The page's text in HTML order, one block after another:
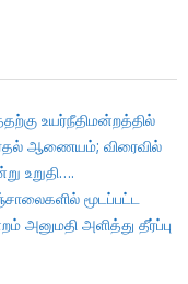
உயர்நீதிமன்றத்தில்
ஆணையம்; விரைவில்
உறுதி….
மூடப்பட்ட
அனுமதி அளித்து தீர்ப்பு